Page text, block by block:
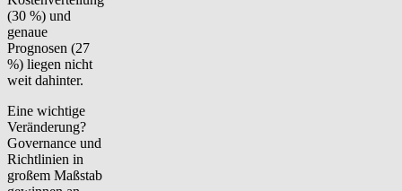
(30 %) und
genaue
Prognosen (27
%) liegen nicht
weit dahinter.
Eine wichtige
Veränderung?
Governance und
Richtlinien in
großem Maßstab